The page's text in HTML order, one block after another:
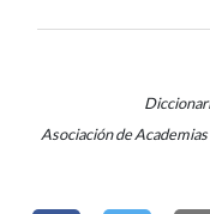
Asociación de